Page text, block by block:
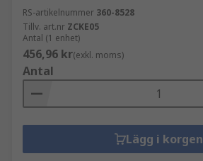
RS-artikelnummer 360-8528
Tillv. art.nr ZCKE05
Antal (1 enhet)
456,96 kr(exkl. moms)
Antal
Lägg i korgen